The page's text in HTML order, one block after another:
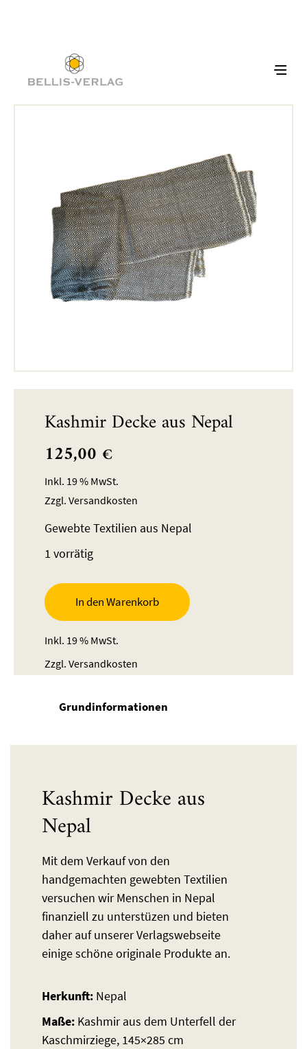
Kashmir Decke aus Nepal
125,00 €
Inkl. 19 % MwSt.
Zzgl. Versandkosten
Gewebte Textilien aus Nepal
1 vorrätig
In den Warenkorb
Inkl. 19 % MwSt.
Zzgl. Versandkosten
Grundinformationen
Kashmir Decke aus
Nepal
Mit dem Verkauf von den
handgemachten gewebten Textilien
versuchen wir Menschen in Nepal
finanziell zu unterstüzen und bieten
daher auf unserer Verlagswebseite
einige schöne originale Produkte an.
Herkunft: Nepal
Maße: Kashmir aus dem Unterfell der
Kaschmirziege, 145×285 cm